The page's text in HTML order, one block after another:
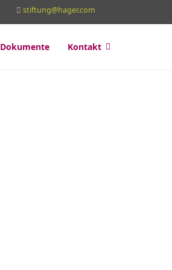
stiftung@hager.com
Dokumente Kontakt